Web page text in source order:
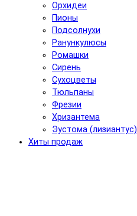
Орхидеи
Пионы
Подсолнухи
Ранункулюсы
Ромашки
Сирень
Сухоцветы
Тюльпаны
Фрезии
Хризантема
Эустома (лизиантус)
Хиты продаж